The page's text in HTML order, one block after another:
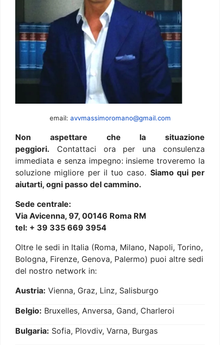
email: avvmassimoromano@gmail.com
Non aspettare che la situazione
peggiori. Contattaci ora per una consulenza
immediata e senza impegno: insieme troveremo la
soluzione migliore per il tuo caso. Siamo qui per
aiutarti, ogni passo del cammino.
Sede centrale:
Via Avicenna, 97, 00146 Roma RM
tel: + 39 335 669 3954
Oltre le sedi in Italia (Roma, Milano, Napoli, Torino,
Bologna, Firenze, Genova, Palermo) puoi altre sedi
del nostro network in:
Austria: Vienna, Graz, Linz, Salisburgo
Belgio: Bruxelles, Anversa, Gand, Charleroi
Bulgaria: Sofia, Plovdiv, Varna, Burgas